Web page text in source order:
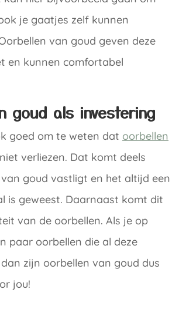
je gaatjes zelf kunnen
van goud geven deze
en kunnen comfortabel
goud als investering
goed om te weten dat oorbellen
verliezen. Dat komt deels
goud vastligt en het altijd een
is geweest. Daarnaast komt dit
van de oorbellen. Als je op
paar oorbellen die al deze
zijn oorbellen van goud dus
jou!